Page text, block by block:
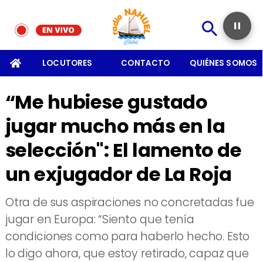
LOCUTORES CONTACTO QUIÉNES SOMOS
“Me hubiese gustado
jugar mucho más en la
selección": El lamento de
un exjugador de La Roja
​Otra de sus aspiraciones no concretadas fue
jugar en Europa: “Siento que tenía
condiciones como para haberlo hecho. Esto
lo digo ahora, que estoy retirado, capaz que